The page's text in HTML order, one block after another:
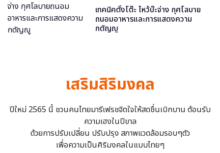
เทคนิคตั้งโต๊ะ ไหว้บ๊ะจ่าง กุศโลบาย
ถนอมอาหารและการแสดงความ
กตัญญู
เสริมสิริมงคล
ปีใหม่ 2565 นี้ ชวนคนไทยมารีเฟรชจิตใจให้สดชื่นเบิกบาน ต้อนรับ
ความเฮงในปีขาล
ด้วยการปรับเปลี่ยน ปรับปรุง สภาพแวดล้อมรอบๆตัว
เพื่อความเป็นศิริมงคลในแบบไทยๆ